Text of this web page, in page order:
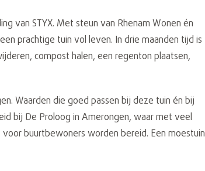
van STYX. Met steun van Rhenam Wonen én
prachtige tuin vol leven. In drie maanden tijd is
compost halen, een regenton plaatsen,
Waarden die goed passen bij deze tuin én bij
bij De Proloog in Amerongen, waar met veel
buurtbewoners worden bereid. Een moestuin